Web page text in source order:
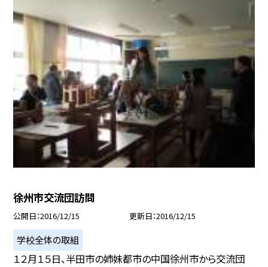
徐州市交流団訪問
公開日 2016/12/15 更新日 2016/12/15
学校全体の取組
１２月１５日、半田市の姉妹都市の中国徐州市から交流団